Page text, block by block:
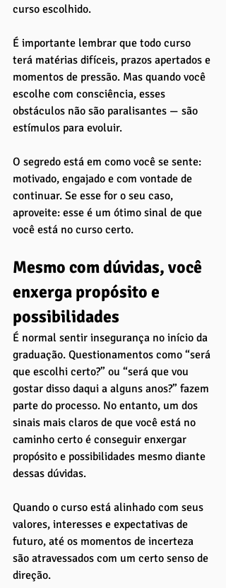
curso escolhido.
É importante lembrar que todo curso
terá matérias difíceis, prazos apertados e
momentos de pressão. Mas quando você
escolhe com consciência, esses
obstáculos não são paralisantes — são
estímulos para evoluir.
O segredo está em como você se sente:
motivado, engajado e com vontade de
continuar. Se esse for o seu caso,
aproveite: esse é um ótimo sinal de que
você está no curso certo.
Mesmo com dúvidas, você
enxerga propósito e
possibilidades
É normal sentir insegurança no início da
graduação. Questionamentos como “será
que escolhi certo?” ou “será que vou
gostar disso daqui a alguns anos?” fazem
parte do processo. No entanto, um dos
sinais mais claros de que você está no
caminho certo é conseguir enxergar
propósito e possibilidades mesmo diante
dessas dúvidas.
Quando o curso está alinhado com seus
valores, interesses e expectativas de
futuro, até os momentos de incerteza
são atravessados com um certo senso de
direção.